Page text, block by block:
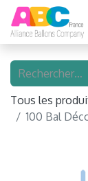
Tous les
100 Bal